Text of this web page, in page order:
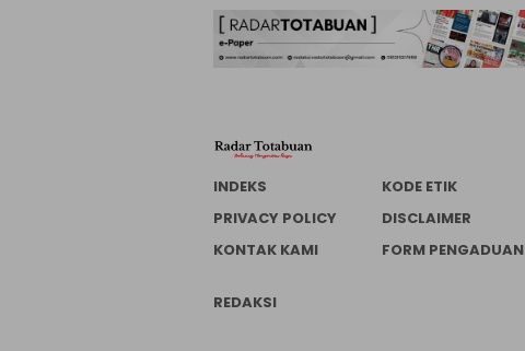
INDEKS KODE ETIK
PRIVACY POLICY
DISCLAIMER
KONTAK KAMI
FORM PENGADUAN
REDAKSI